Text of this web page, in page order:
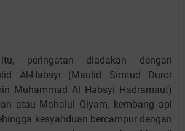
peringatan diadakan dengan
Al-Habsyi (Maulid Simtud Duror
Muhammad Al Habsyi Hadramaut)
atau Mahalul Qiyam, kembang api
kesyahduan bercampur dengan